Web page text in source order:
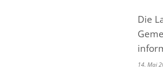
Die
14. Mai